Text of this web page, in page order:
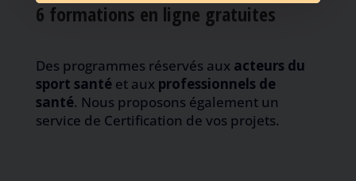
6 formations en ligne gratuites
Des programmes réservés aux acteurs du
sport santéet aux professionnels de
santé. Nous proposons également un
service de Certification de vos projets.